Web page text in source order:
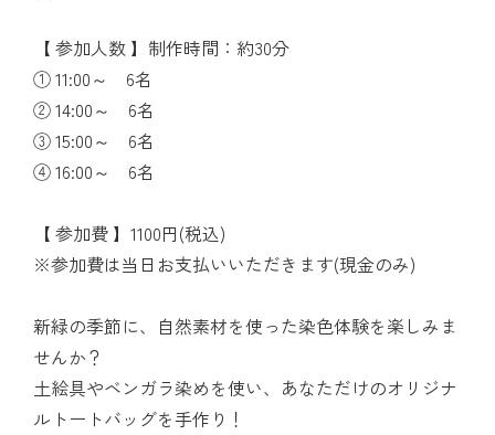
【 参加人数 】制作時間：約30分
① 11:00～ 6名
② 14:00～ 6名
③ 15:00～ 6名
④ 16:00～ 6名
【 参加費 】1100円(税込)
※参加費は当日お支払いいただきます(現金のみ)
新緑の季節に、自然素材を使った染色体験を楽しみま
せんか？
土絵具やベンガラ染めを使い、あなただけのオリジナ
ルトートバッグを手作り！